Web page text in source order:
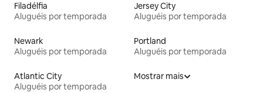
Filadélfia
Aluguéis por temporada
Jersey City
Aluguéis por temporada
Newark
Aluguéis por temporada
Portland
Aluguéis por temporada
Atlantic City
Aluguéis por temporada
Mostrar mais